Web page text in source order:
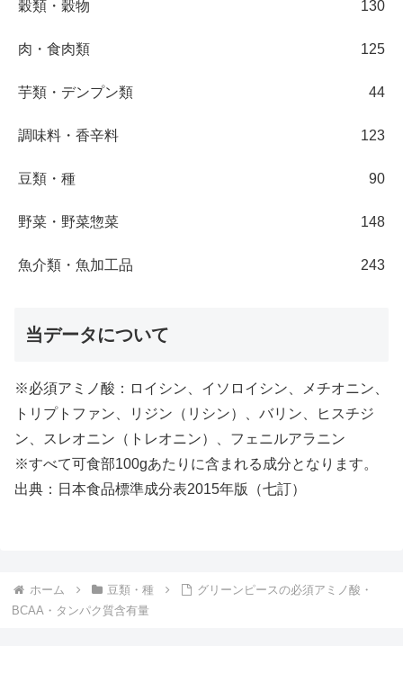
穀類・穀物 130
肉・食肉類 125
芋類・デンプン類 44
調味料・香辛料 123
豆類・種 90
野菜・野菜惣菜 148
魚介類・魚加工品 243
当データについて
※必須アミノ酸：ロイシン、イソロイシン、メチオニン、
トリプトファン、リジン（リシン）、バリン、ヒスチジ
ン、スレオニン（トレオニン）、フェニルアラニン
※すべて可食部100gあたりに含まれる成分となります。
出典：日本食品標準成分表2015年版（七訂）
ホーム 豆類・種
グリーンピースの必須アミノ酸・
BCAA・タンパク質含有量